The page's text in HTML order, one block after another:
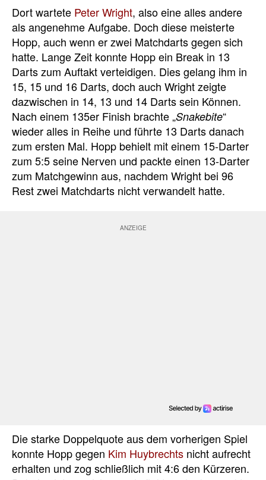
Dort wartete Peter Wright, also eine alles andere
als angenehme Aufgabe. Doch diese meisterte
Hopp, auch wenn er zwei Matchdarts gegen sich
hatte. Lange Zeit konnte Hopp ein Break in 13
Darts zum Auftakt verteidigen. Dies gelang ihm in
15, 15 und 16 Darts, doch auch Wright zeigte
dazwischen in 14, 13 und 14 Darts sein Können.
Nach einem 135er Finish brachte „Snakebite“
wieder alles in Reihe und führte 13 Darts danach
zum ersten Mal. Hopp behielt mit einem 15-Darter
zum 5:5 seine Nerven und packte einen 13-Darter
zum Matchgewinn aus, nachdem Wright bei 96
Rest zwei Matchdarts nicht verwandelt hatte.
Die starke Doppelquote aus dem vorherigen Spiel
konnte Hopp gegen Kim Huybrechts nicht aufrecht
erhalten und zog schließlich mit 4:6 den Kürzeren.